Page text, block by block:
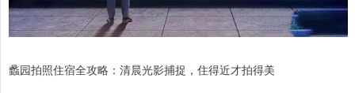
蠡园拍照住宿全攻略：清晨光影捕捉，住得近才拍得美